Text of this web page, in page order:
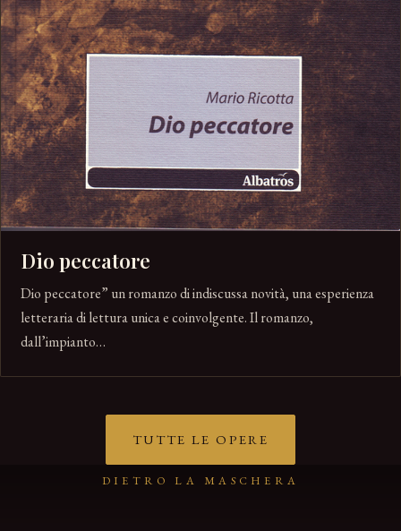
Dio peccatore
Dio peccatore” un romanzo di indiscussa novità, una esperienza
letteraria di lettura unica e coinvolgente. Il romanzo,
dall’impianto…
TUTTE LE OPERE
DIETRO LA MASCHERA